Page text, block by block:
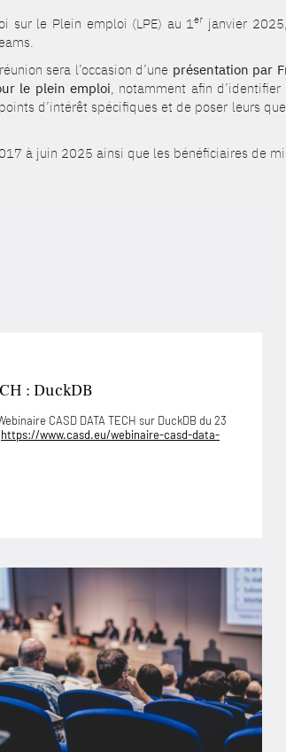
sur le Plein emploi (LPE) au 1er janvier
sera l’occasion d’une présentation par
le plein emploi, notamment afin d’identifier
d’intérêt spécifiques et de poser leurs
à juin 2025 ainsi que les bénéficiaires de
: DuckDB
CASD DATA TECH sur DuckDB du 23
https://www.casd.eu/webinaire-casd-data-